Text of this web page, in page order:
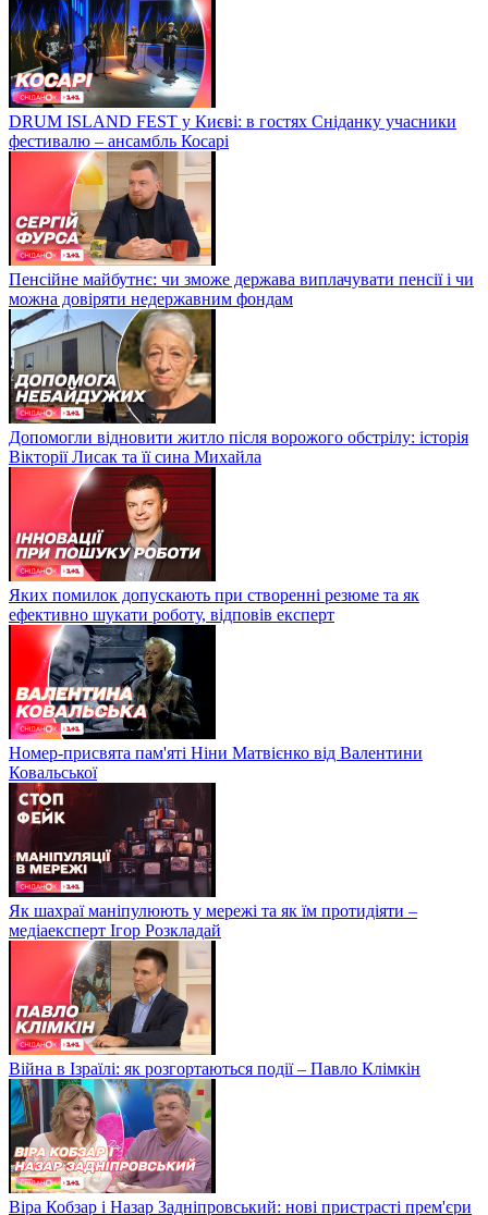
DRUM ISLAND FEST у Києві: в гостях Сніданку учасники
фестивалю – ансамбль Косарі
Пенсійне майбутнє: чи зможе держава виплачувати пенсії і чи
можна довіряти недержавним фондам
Допомогли відновити житло після ворожого обстрілу: історія
Вікторії Лисак та її сина Михайла
Яких помилок допускають при створенні резюме та як
ефективно шукати роботу, відповів експерт
Номер-присвята пам'яті Ніни Матвієнко від Валентини
Ковальської
Як шахраї маніпулюють у мережі та як їм протидіяти –
медіаексперт Ігор Розкладай
Війна в Ізраїлі: як розгортаються події – Павло Клімкін
Віра Кобзар і Назар Задніпровський: нові пристрасті прем'єри